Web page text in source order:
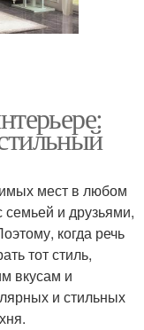
мест в любом
и друзьями,
когда речь
тот стиль,
вкусам и
и стильных